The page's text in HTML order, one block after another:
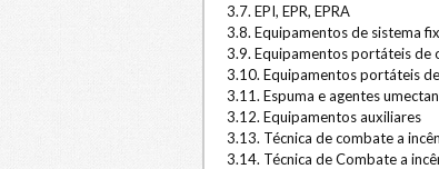
3.7. EPI, EPR, EPRA
3.8. Equipamentos de sistema
3.9. Equipamentos portáteis de
3.10. Equipamentos portáteis
3.11. Espuma e agentes
3.12. Equipamentos auxiliares
3.13. Técnica de combate a
3.14. Técnica de Combate a